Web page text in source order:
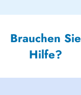
Brauchen Sie
Hilfe?